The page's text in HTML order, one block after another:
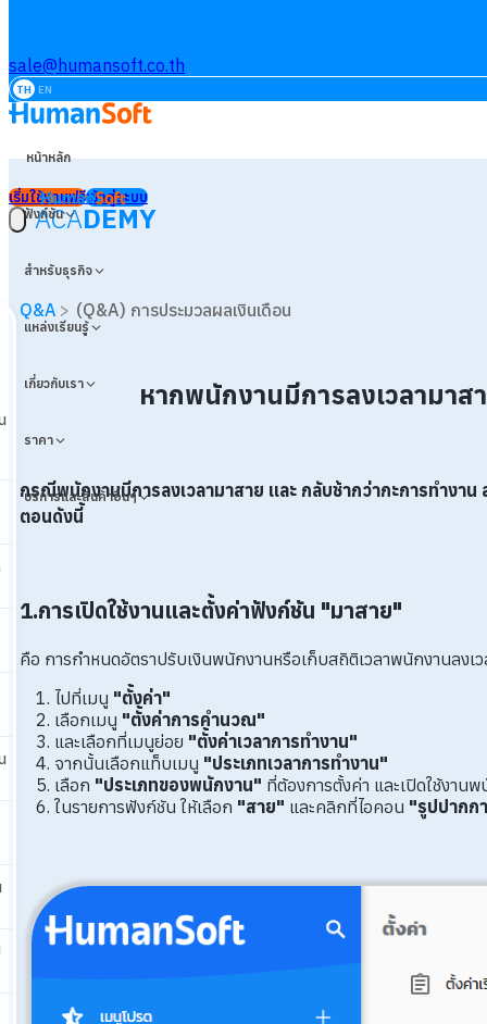
sale@humansoft.co.th
TH EN
หน้าหลัก
ฟังก์ชัน
สำหรับธุรกิจ
แหล่งเรียนรู้
เกี่ยวกับเรา
ราคา
บริการและสินค้าอื่นๆ
เริ่มใช้งานฟรีเข้าสู่ระบบ
ACADEMY
Q&A > (Q&A) การประมวลผลเงินเดือน
หากพนักงานมีการลงเวลามาส
กรณีพนักงานมีการลงเวลามาสาย เเละ กลับช้ากว่ากะการทำงา
ตอนดังนี้
1.การเปิดใช้งานและตั้งค่าฟังก์ชัน "มาสาย"
คือ การกำหนดอัตราปรับเงินพนักงานหรือเก็บสถิติเวลาพนักงานลงเ
ไปที่เมนู "ตั้งค่า"
เลือกเมนู "ตั้งค่าการคำนวณ"
และเลือกที่เมนูย่อย "ตั้งค่าเวลาการทำงาน"
จากนั้นเลือกแท็บเมนู "ประเภทเวลาการทำงาน"
เลือก "ประเภทของพนักงาน" ที่ต้องการตั้งค่า และเปิดใช้งาน
ในรายการฟังก์ชัน ให้เลือก "สาย" และคลิกที่ไอคอน "รูปปากก